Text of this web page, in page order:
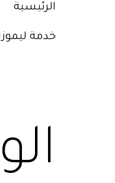
الرئيسية
خدمة